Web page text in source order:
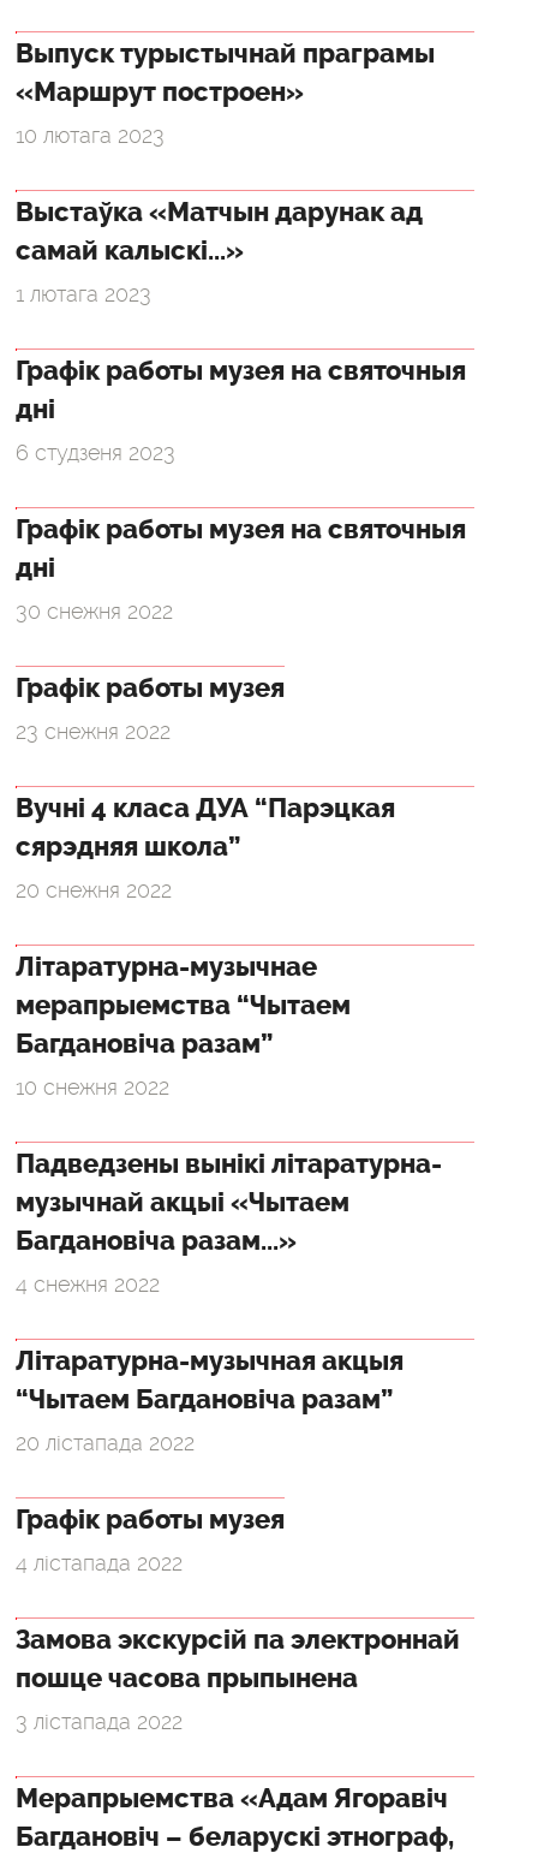
Выпуск турыстычнай праграмы
«Маршрут построен»
10 лютага 2023
Выстаўка «Матчын дарунак ад
самай калыскі...»
1 лютага 2023
Графік работы музея на святочныя
дні
6 студзеня 2023
Графік работы музея на святочныя
дні
30 снежня 2022
Графік работы музея
23 снежня 2022
Вучні 4 класа ДУА “Парэцкая
сярэдняя школа”
20 снежня 2022
Літаратурна-музычнае
мерапрыемства “Чытаем
Багдановіча разам”
10 снежня 2022
Падведзены вынікі літаратурна-
музычнай акцыі «Чытаем
Багдановіча разам...»
4 снежня 2022
Літаратурна-музычная акцыя
“Чытаем Багдановіча разам”
20 лістапада 2022
Графік работы музея
4 лістапада 2022
Замова экскурсій па электроннай
пошце часова прыпынена
3 лістапада 2022
Мерапрыемства «Адам Ягоравіч
Багдановіч – беларускі этнограф,